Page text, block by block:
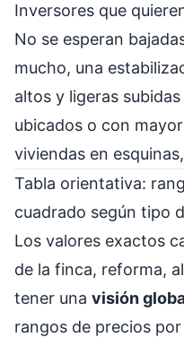
Inversores que
No se esperan
mucho, una
altos y ligeras
ubicados o con
viviendas en
Tabla orientativa:
cuadrado según tipo
Los valores exactos
de la finca, reforma,
tener una visión
rangos de precios